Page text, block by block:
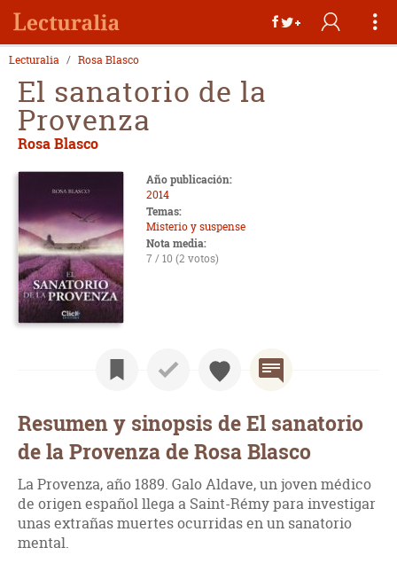
Lecturalia Rosa Blasco
El sanatorio de la
Provenza
Rosa Blasco
Año publicación:
2014
Temas:
Misterio y suspense
Nota media:
7 / 10 (2 votos)
Resumen y sinopsis de El sanatorio
de la Provenza de Rosa Blasco
La Provenza, año 1889. Galo Aldave, un joven médico
de origen español llega a Saint-Rémy para investigar
unas extrañas muertes ocurridas en un sanatorio
mental.